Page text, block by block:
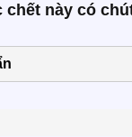
chết này có